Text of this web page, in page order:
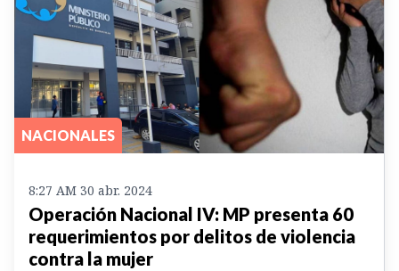
NACIONALES
8:27 AM 30 abr. 2024
Operación Nacional IV: MP presenta 60
requerimientos por delitos de violencia
contra la mujer